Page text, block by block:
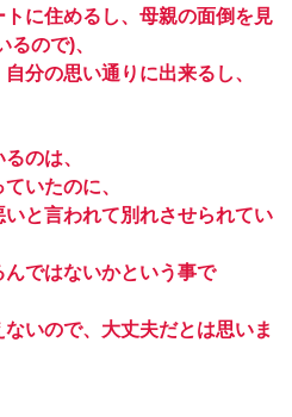
に住めるし、母親の面倒を見
ので)、
分の思い通りに出来るし、
のは、
いたのに、
と言われて別れさせられてい
ではないかという事で
いので、大丈夫だとは思いま